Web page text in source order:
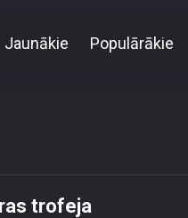
Jaunākie Populārākie
trofeja